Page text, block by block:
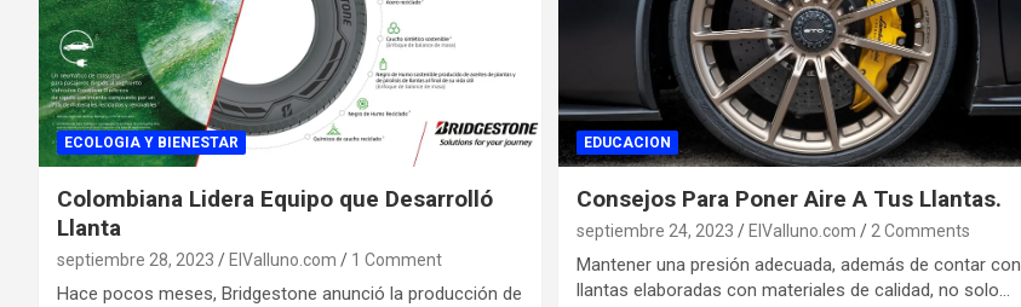
ECOLOGIA Y BIENESTAR
Colombiana Lidera Equipo que Desarrolló
Llanta
septiembre 28, 2023 ElValluno.com 1 Comment
Hace pocos meses, Bridgestone anunció la producción de
EDUCACION
Consejos Para Poner Aire A Tus Llantas.
septiembre 24, 2023 ElValluno.com 2 Comments
Mantener una presión adecuada, además de contar con
llantas elaboradas con materiales de calidad, no solo…